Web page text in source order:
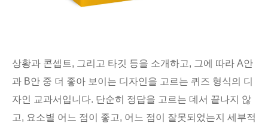
상황과 콘셉트, 그리고 타깃 등을 소개하고, 그에 따라 A안
과 B안 중 더 좋아 보이는 디자인을 고르는 퀴즈 형식의 디
자인 교과서입니다. 단순히 정답을 고르는 데서 끝나지 않
고, 요소별 어느 점이 좋고, 어느 점이 잘못되었는지 세부적